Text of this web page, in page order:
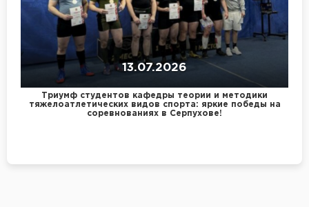
13.07.2026
Триумф студентов кафедры теории и методики
тяжелоатлетических видов спорта: яркие победы на
соревнованиях в Серпухове!